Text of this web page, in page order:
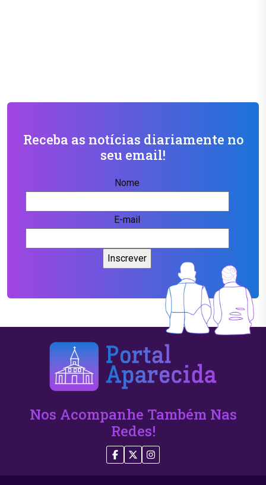
Receba as notícias diariamente no
seu email!
Nome
E-mail
Nos Acompanhe Também Nas
Redes!